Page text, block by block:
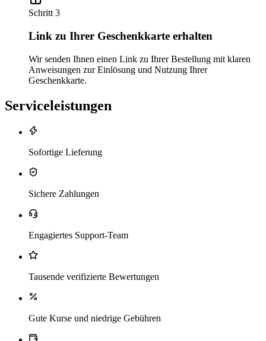
Schritt 3
Link zu Ihrer Geschenkkarte erhalten
Wir senden Ihnen einen Link zu Ihrer Bestellung mit klaren
Anweisungen zur Einlösung und Nutzung Ihrer
Geschenkkarte.
Serviceleistungen
Sofortige Lieferung
Sichere Zahlungen
Engagiertes Support-Team
Tausende verifizierte Bewertungen
Gute Kurse und niedrige Gebühren